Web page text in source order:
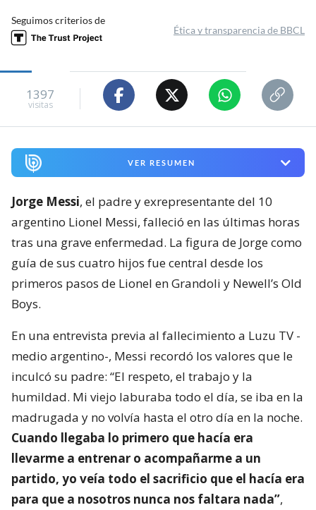
Seguimos criterios de
Ética y transparencia de BBCL
1397
visitas
VER RESUMEN
Jorge Messi, el padre y exrepresentante del 10
argentino Lionel Messi, falleció en las últimas horas
tras una grave enfermedad. La figura de Jorge como
guía de sus cuatro hijos fue central desde los
primeros pasos de Lionel en Grandoli y Newell’s Old
Boys.
En una entrevista previa al fallecimiento a Luzu TV -
medio argentino-, Messi recordó los valores que le
inculcó su padre: “El respeto, el trabajo y la
humildad. Mi viejo laburaba todo el día, se iba en la
madrugada y no volvía hasta el otro día en la noche.
Cuando llegaba lo primero que hacía era
llevarme a entrenar o acompañarme a un
partido, yo veía todo el sacrificio que el hacía era
para que a nosotros nunca nos faltara nada”,